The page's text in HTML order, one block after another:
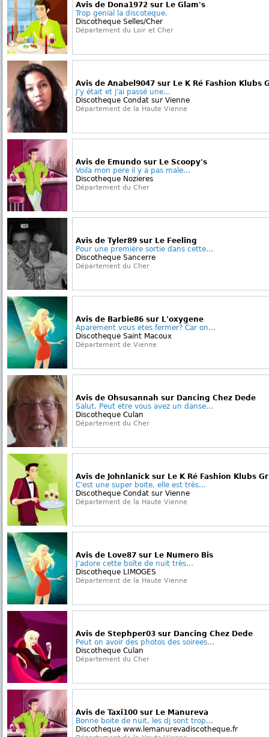
Avis de Dona1972 sur Le Glam's
Trop genial la discoteque.
Discotheque Selles/Cher
Département du Loir et Cher
Avis de Anabel9047 sur Le K Ré Fashion Klubs
J'y était et j'ai passé une...
Discotheque Condat sur Vienne
Département de la Haute Vienne
Avis de Emundo sur Le Scoopy's
Voila mon pere il y a pas male...
Discotheque Nozieres
Département du Cher
Avis de Tyler89 sur Le Feeling
Pour une première sortie dans cette...
Discotheque Sancerre
Département du Cher
Avis de Barbie86 sur L'oxygene
Aparement vous etes fermer? Car on...
Discotheque Saint Macoux
Département de Vienne
Avis de Ohsusannah sur Dancing Chez Dede
Salut. Peut etre vous avez un danse...
Discotheque Culan
Département du Cher
Avis de Johnlanick sur Le K Ré Fashion Klubs
C'est une super boite, elle est très...
Discotheque Condat sur Vienne
Département de la Haute Vienne
Avis de Love87 sur Le Numero Bis
J'adore cette boîte de nuit très...
Discotheque LIMOGES
Département de la Haute Vienne
Avis de Stephper03 sur Dancing Chez Dede
Peut on avoir des photos des soirees...
Discotheque Culan
Département du Cher
Avis de Taxi100 sur Le Manureva
Bonne boite de nuit, les dj sont trop...
Discotheque www.lemanurevadiscotheque.fr